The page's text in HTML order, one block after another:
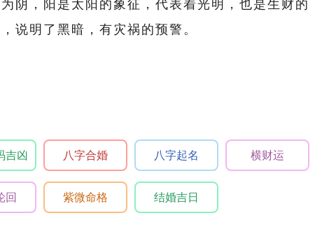
阴，阳是太阳的象征，代表着光明，也是生财的
说明了黑暗，有灾祸的预警。
吉凶 八字合婚 八字起名 横财运
回 紫微命格 结婚吉日